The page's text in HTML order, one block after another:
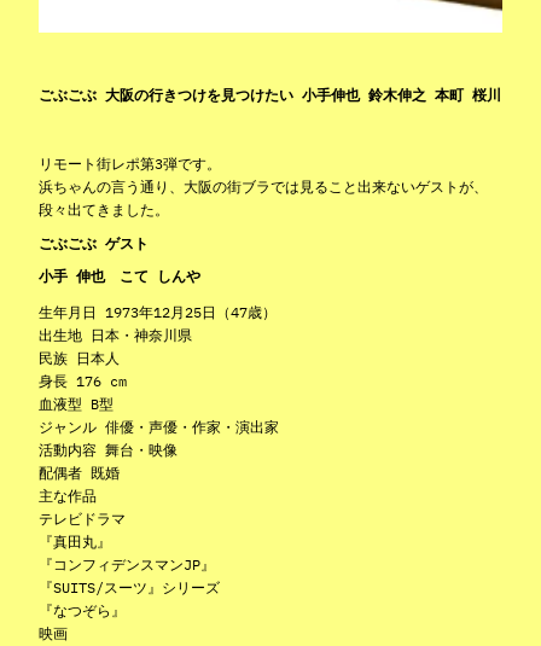
ごぶごぶ 大阪の行きつけを見つけたい 小手伸也 鈴木伸之 本町 桜川
リモート街レポ第3弾です。
浜ちゃんの言う通り、大阪の街ブラでは見ること出来ないゲストが、
段々出てきました。
ごぶごぶ ゲスト
小手 伸也 こて しんや
生年月日 1973年12月25日（47歳）
出生地 日本・神奈川県
民族 日本人
身長 176 cm
血液型 B型
ジャンル 俳優・声優・作家・演出家
活動内容 舞台・映像
配偶者 既婚
主な作品
テレビドラマ
『真田丸』
『コンフィデンスマンJP』
『SUITS/スーツ』シリーズ
『なつぞら』
映画